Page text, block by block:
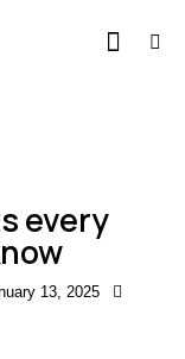
every
13, 2025